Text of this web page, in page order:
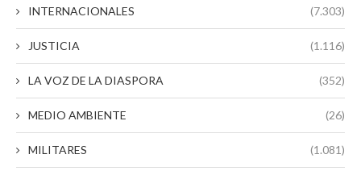
INTERNACIONALES (7.303)
JUSTICIA (1.116)
LA VOZ DE LA DIASPORA (352)
MEDIO AMBIENTE (26)
MILITARES (1.081)